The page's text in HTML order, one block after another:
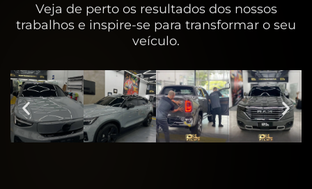
Veja de perto os resultados dos nossos
trabalhos e inspire-se para transformar o seu
veículo.